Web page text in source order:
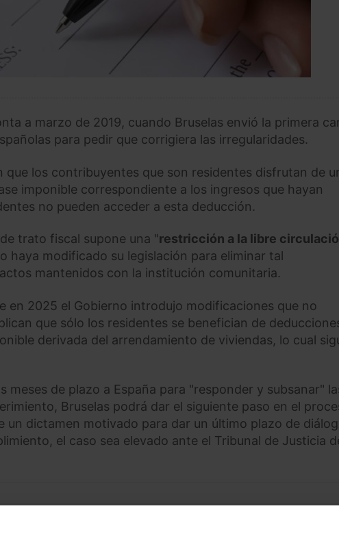
a marzo de 2019, cuando Bruselas envió la primera
para pedir que corrigiera las irregularidades.
que los contribuyentes que son residentes disfrutan de
imponible correspondiente a los ingresos que hayan
no pueden acceder a esta deducción.
trato fiscal supone una "restricción a la libre
haya modificado su legislación para eliminar tal
mantenidos con la institución comunitaria.
en 2025 el Gobierno introdujo modificaciones que no
que sólo los residentes se benefician de
derivada del arrendamiento de viviendas, lo cual
meses de plazo a España para "responder y subsanar"
Bruselas podrá dar el siguiente paso en el
un dictamen motivado para dar un último plazo de
el caso sea elevado ante el Tribunal de Justicia